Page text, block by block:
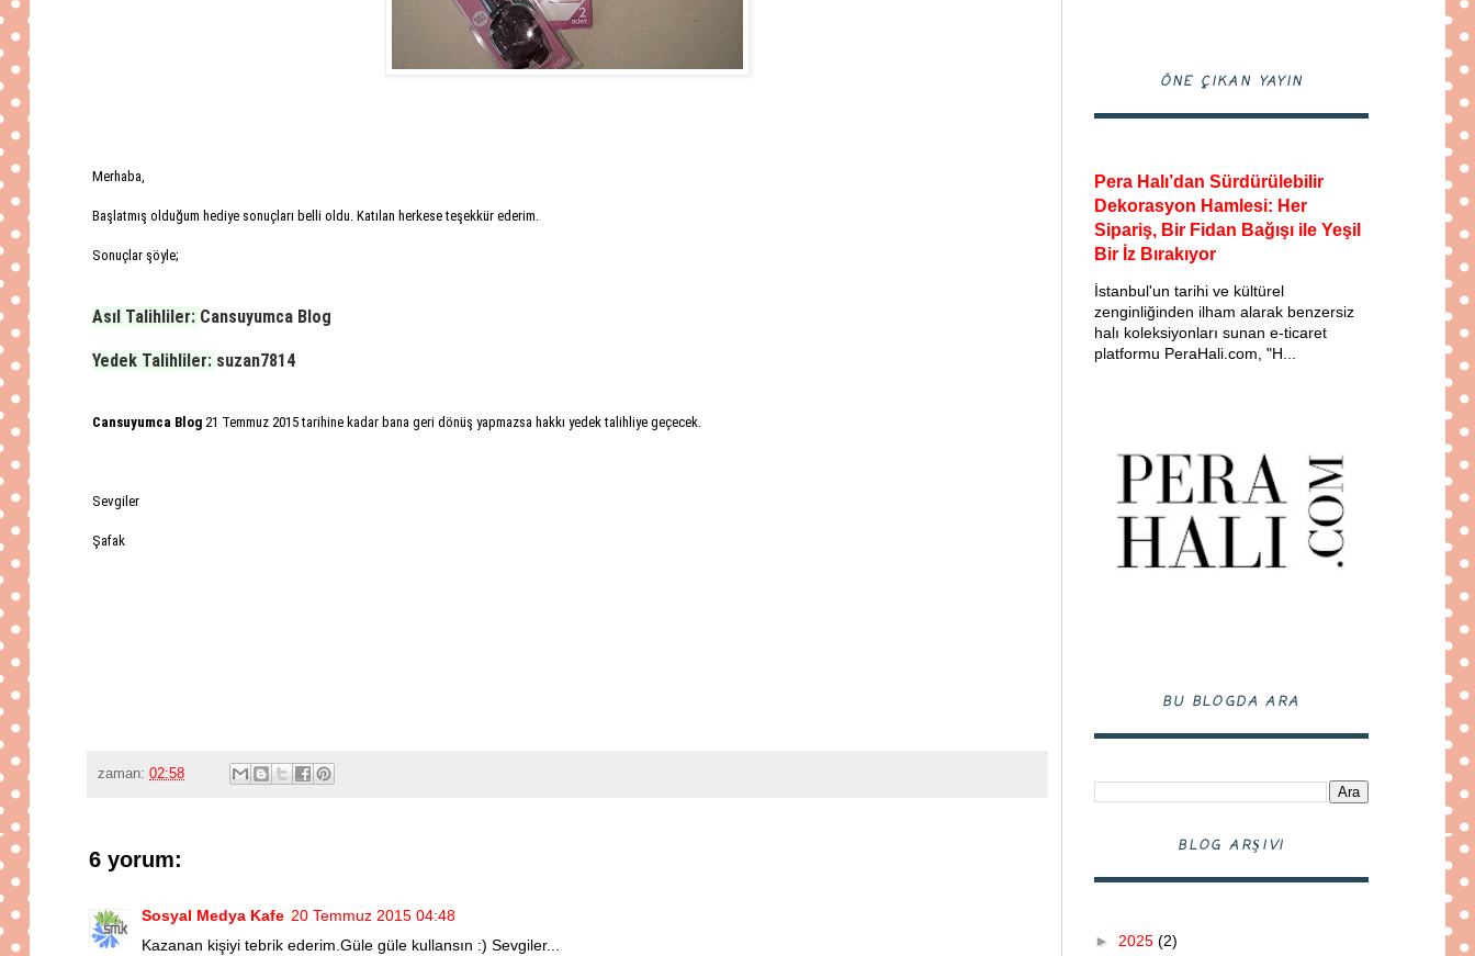
Merhaba,
Başlatmış olduğum hediye sonuçları belli oldu. Katılan herkese teşekkür ederim.
Sonuçlar şöyle;
Asıl Talihliler: Cansuyumca Blog
Yedek Talihliler: suzan7814
Cansuyumca Blog 21 Temmuz 2015 tarihine kadar bana geri dönüş yapmazsa hakkı yedek talihliye geçecek.
Sevgiler
Şafak
zaman: 02:58
6 yorum:
Sosyal Medya Kafe 20 Temmuz 2015 04:48
Kazanan kişiyi tebrik ederim.Güle güle kullansın :) Sevgiler...
ÖNE ÇIKAN YAYIN
Pera Halı’dan Sürdürülebilir
Dekorasyon Hamlesi: Her
Sipariş, Bir Fidan Bağışı ile Yeşil
Bir İz Bırakıyor
İstanbul'un tarihi ve kültürel
zenginliğinden ilham alarak benzersiz
halı koleksiyonları sunan e-ticaret
platformu PeraHali.com, "H...
BU BLOGDA ARA
BLOG ARŞIVI
► 2025 (2)